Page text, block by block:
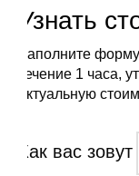
Узнать
Заполните
течение 1 часа,
актуальную
Как вас зовут